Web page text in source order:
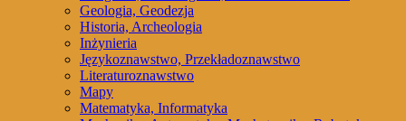
Geologia, Geodezja
Historia, Archeologia
Inżynieria
Językoznawstwo, Przekładoznawstwo
Literaturoznawstwo
Mapy
Matematyka, Informatyka